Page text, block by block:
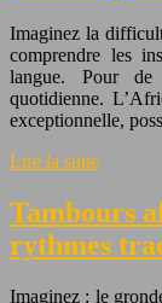
Imaginez la
comprendre les
langue. Pour de
quotidienne.
exceptionnelle,
Lire la suite
Tambours
rythmes
Imaginez : le